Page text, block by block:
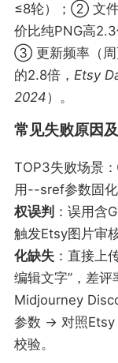
≤8轮）；② 文件
价比纯PNG高
③ 更新频率（周
的2.8倍， Etsy
2024）。
常见失败原因
TOP3失败场景
用--sref参数固
权误判 ：误用含
触发Etsy图片审
化缺失：直接上
编辑文字”，差评
Midjourney
参数 → 对照Etsy
校验。